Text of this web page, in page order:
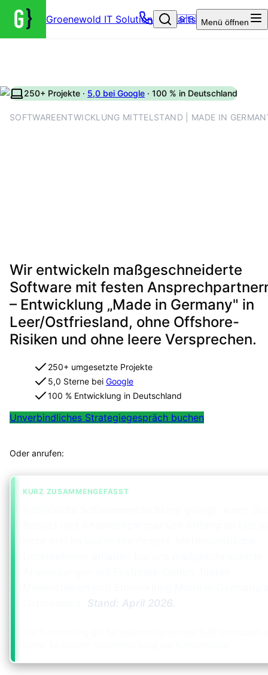
Groenewold IT Solutions – Startseite
🇬🇧 Menü öffnen
250+ Projekte · 5,0 bei Google · 100 % in Deutschland
SOFTWAREENTWICKLUNG MITTELSTAND | MADE IN
Wir entwickeln maßgeschneiderte
Software mit festen
– Entwicklung „Made in Germany" in
Leer/Ostfriesland, ohne Offshore-
Risiken und ohne leere Versprechen.
250+ umgesetzte Projekte
5,0 Sterne bei Google
100 % Entwicklung in Deutschland
Unverbindliches Strategiegespräch buchen
Oder anrufen:
KURZ ZUSAMMENGEFASST
Stand: April 2026.